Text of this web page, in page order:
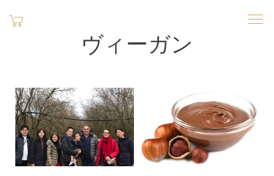
ヴィーガン